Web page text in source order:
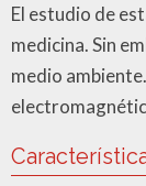
El estudio de
medicina. Sin
medio